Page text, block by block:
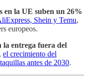
en la UE suben un 26%
Shein y Temu,
europeos.
entrega fuera del
el crecimiento del
antes de 2030.